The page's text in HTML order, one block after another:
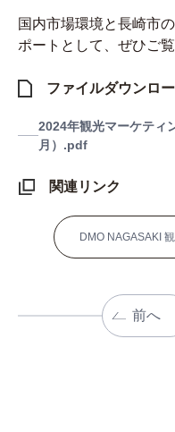
国内市場環境と長崎市
ポートとして、ぜひご覧
ファイルダウンロ
2024年観光マーケティ
月）.pdf
関連リンク
DMO NAGASAKI
前へ